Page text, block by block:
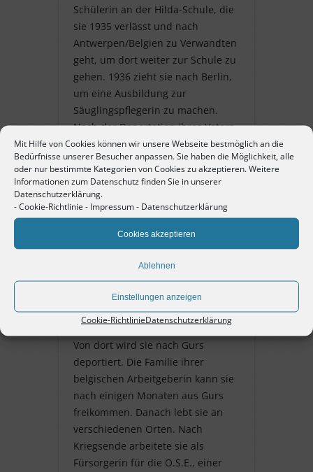
Mit Hilfe von Cookies können wir unsere Webseite bestmöglich an die
Bedürfnisse unserer Besucher anpassen. Sie haben die Möglichkeit, alle
oder nur bestimmte Kategorien von Cookies zu akzeptieren. Weitere
Informationen zum Datenschutz finden Sie in unserer
Datenschutzerklärung.
-Cookie-Richtlinie - Impressum- Datenschutzerklärung
Cookies akzeptieren
Ablehnen
Einstellungen anzeigen
Cookie-RichtlinieDatenschutzerklärung
Schülerin an der Hilda-Schule, die
sie 1935 verlässt und nach
Antwerpen/Belgien zu Verwandten
geht, um dort weiter zur Schule zu
gehen. 1936 zieht sie nach Berlin,
um eine Ausbildung zur
Säuglingspflegerin zu machen.
Nach der Deportation ihres Vaters
nach Dachau kommt sie zurück zu
ihrer Mutter, um die Flucht
vorzubereiten. Nach der Flucht
ihrer Eltern im April 1939 geht
Trude zurück nach Belgien, da sie
dort eine Arbeitserlaubnis hat.
die Deutsche Armee im Mai 1940
flieht Trude mit ihrer Arbeitgeberin
nach Frankreich. Sie wird als
Deutsche sofort aufgegriffen und
kommt in ein Internierungslager.
Von dort wird sie nach Gurs
deportiert. Die Familie ihrer
belgischen Arbeitgeberin kann sie
nach einigen Monaten aus Gurs
freikommen. Danach lebt sie an
verschiedenen Orten. Nach
Kriegsende arbeitete sie als
Fürsorgerin für die O.S.E., einer